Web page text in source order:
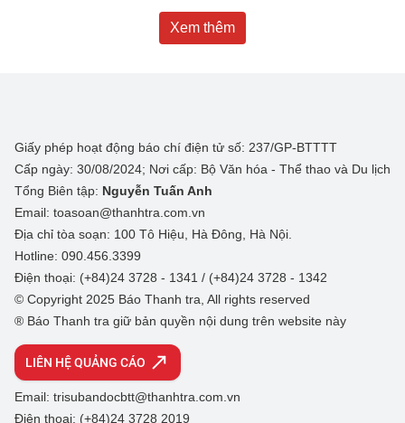
Xem thêm
Giấy phép hoạt động báo chí điện tử số: 237/GP-BTTTT
Cấp ngày: 30/08/2024; Nơi cấp: Bộ Văn hóa - Thể thao và Du lịch
Tổng Biên tập: Nguyễn Tuấn Anh
Email: toasoan@thanhtra.com.vn
Địa chỉ tòa soạn: 100 Tô Hiệu, Hà Đông, Hà Nội.
Hotline: 090.456.3399
Điện thoại: (+84)24 3728 - 1341 / (+84)24 3728 - 1342
© Copyright 2025 Báo Thanh tra, All rights reserved
® Báo Thanh tra giữ bản quyền nội dung trên website này
LIÊN HỆ QUẢNG CÁO
Email: trisubandocbtt@thanhtra.com.vn
Điện thoại: (+84)24 3728 2019